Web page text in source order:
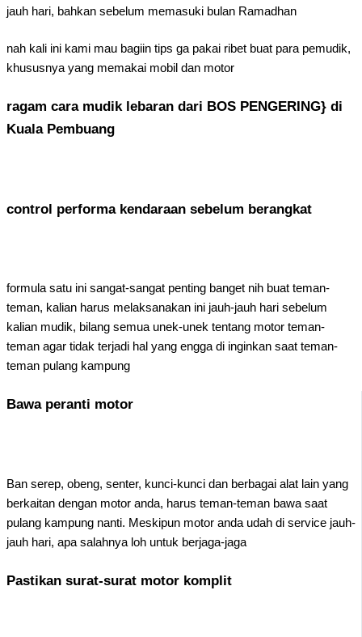
jauh hari, bahkan sebelum memasuki bulan Ramadhan
nah kali ini kami mau bagiin tips ga pakai ribet buat para pemudik,
khususnya yang memakai mobil dan motor
ragam cara mudik lebaran dari BOS PENGERING} di
Kuala Pembuang
control performa kendaraan sebelum berangkat
formula satu ini sangat-sangat penting banget nih buat teman-
teman, kalian harus melaksanakan ini jauh-jauh hari sebelum
kalian mudik, bilang semua unek-unek tentang motor teman-
teman agar tidak terjadi hal yang engga di inginkan saat teman-
teman pulang kampung
Bawa peranti motor
Ban serep, obeng, senter, kunci-kunci dan berbagai alat lain yang
berkaitan dengan motor anda, harus teman-teman bawa saat
pulang kampung nanti. Meskipun motor anda udah di service jauh-
jauh hari, apa salahnya loh untuk berjaga-jaga
Pastikan surat-surat motor komplit